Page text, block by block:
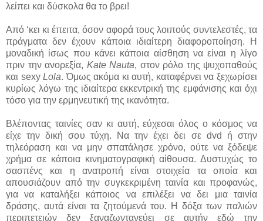
λείπει και δύσκολα θα το βρει!
Από ‘κει κι έπειτα, όσον αφορά τους λοιπούς συντελεστές, τα
πράγματα δεν έχουν κάποια ιδιαίτερη διαφοροποίηση. Η
μοναδική ίσως που κάνει κάποια αίσθηση να είναι η λίγο
πριν την ανορεξία, Kate Nauta, στον ρόλο της ψυχοπαθούς
και sexyLola. Όμως ακόμα κι αυτή, καταφέρνει να ξεχωρίσει
κυρίως λόγω της ιδιαίτερα εκκεντρική της εμφάνισης και όχι
τόσο για την ερμηνευτική της ικανότητα.
Βλέποντας ταινίες σαν κι αυτή, εύχεσαι όλος ο κόσμος να
είχε την δική σου τύχη. Να την έχει δει σε dvd ή στην
τηλεόραση και να μην σπατάλησε χρόνο, ούτε να ξόδεψε
χρήμα σε κάποια κινηματογραφική αίθουσα. Δυστυχώς το
σασπένς και η ανατροπή είναι στοιχεία τα οποία και
απουσιάζουν από την συγκεκριμένη ταινία και προφανώς,
για να καταλήξει κάποιος να επιλέξει να δει μια ταινία
δράσης, αυτά είναι τα ζητούμενά του. Η δόξα των παλιών
περιπετειών δεν ξαναζωντανεύει σε αυτήν εδώ την